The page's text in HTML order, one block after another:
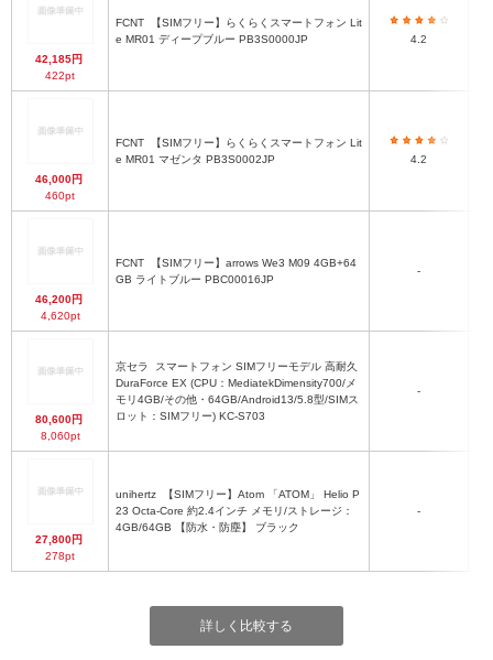
42,185円
422pt
FCNT
e MR01 ディープブルー PB3S0000JP
4.2
46,000円
460pt
FCNT
e MR01 マゼンタ PB3S0002JP
4.2
46,200円
4,620pt
FCNT
GB ライトブルー PBC00016JP
-
80,600円
8,060pt
京セラ
DuraForce EX (CPU：MediatekDimensity700/メ
モリ4GB/その他・64GB/Android13/5.8型/SIMス
ロット：SIMフリー) KC-S703
-
27,800円
278pt
unihertz
23 Octa-Core 約2.4インチ メモリ/ストレージ：
4GB/64GB 【防水・防塵】 ブラック
-
詳しく比較する